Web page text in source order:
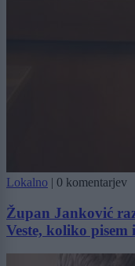
Lokalno | 0 komentarjev
Župan Janković
Veste, koliko